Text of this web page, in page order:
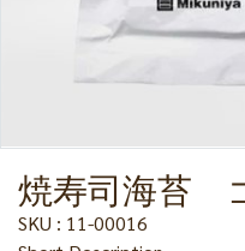
焼寿司海苔
SKU : 11-00016